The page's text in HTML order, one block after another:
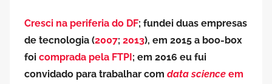
Cresci na periferia do DF; fundei duas empresas
de tecnologia (2007; 2013), em 2015 a boo-box
foi comprada pela FTPI; em 2016 eu fui
convidado para trabalhar com data science em